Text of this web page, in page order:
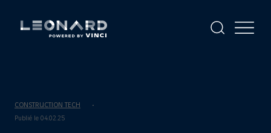
CONSTRUCTION TECH
Publié le 04.02.25
AfficherAfficher
gestion